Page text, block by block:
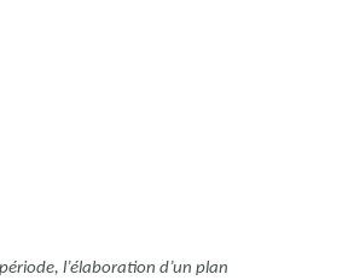
l’élaboration d’un plan